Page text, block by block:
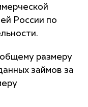
России по
размеру
займов за